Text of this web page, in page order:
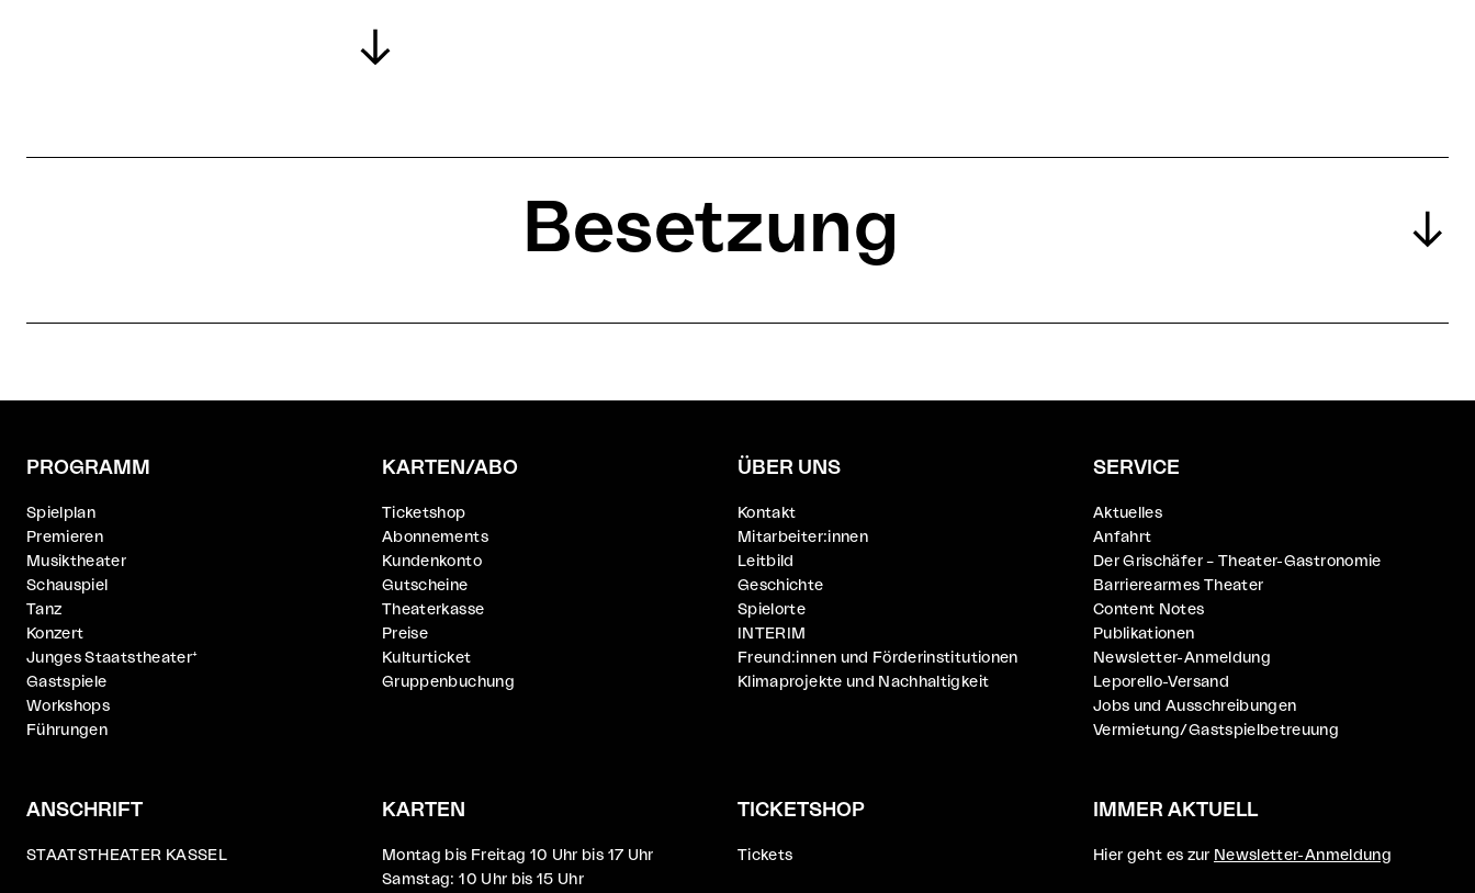
Besetzung
PROGRAMM
Spielplan
Premieren
Musiktheater
Schauspiel
Tanz
Konzert
Junges Staatstheater⁺
Gastspiele
Workshops
Führungen
KARTEN/ABO
Ticketshop
Abonnements
Kundenkonto
Gutscheine
Theaterkasse
Preise
Kulturticket
Gruppenbuchung
ÜBER UNS
Kontakt
Mitarbeiter:innen
Leitbild
Geschichte
Spielorte
INTERIM
Freund:innen und Förderinstitutionen
Klimaprojekte und Nachhaltigkeit
SERVICE
Aktuelles
Anfahrt
Der Grischäfer – Theater-Gastronomie
Barrierearmes Theater
Content Notes
Publikationen
Newsletter-Anmeldung
Leporello-Versand
Jobs und Ausschreibungen
Vermietung/Gastspielbetreuung
ANSCHRIFT
STAATSTHEATER KASSEL
KARTEN
Montag bis Freitag 10 Uhr bis 17 Uhr
Samstag: 10 Uhr bis 15 Uhr
TICKETSHOP
Tickets
IMMER AKTUELL
Hier geht es zur Newsletter-Anmeldung